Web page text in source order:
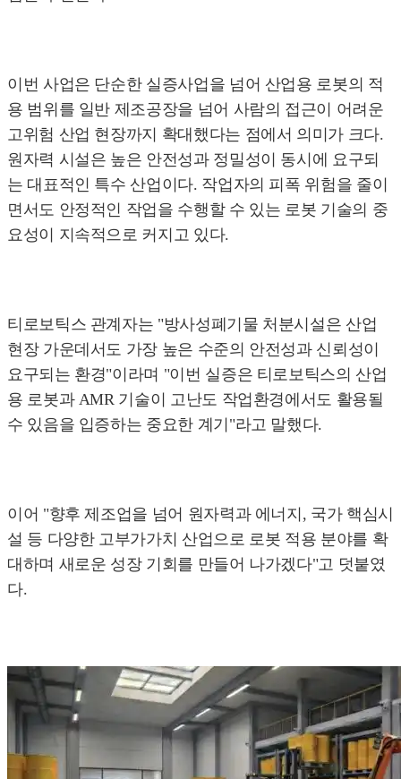
이번 사업은 단순한 실증사업을 넘어 산업용 로봇의 적
용 범위를 일반 제조공장을 넘어 사람의 접근이 어려운
고위험 산업 현장까지 확대했다는 점에서 의미가 크다.
원자력 시설은 높은 안전성과 정밀성이 동시에 요구되
는 대표적인 특수 산업이다. 작업자의 피폭 위험을 줄이
면서도 안정적인 작업을 수행할 수 있는 로봇 기술의 중
요성이 지속적으로 커지고 있다.
티로보틱스 관계자는 "방사성폐기물 처분시설은 산업
현장 가운데서도 가장 높은 수준의 안전성과 신뢰성이
요구되는 환경"이라며 "이번 실증은 티로보틱스의 산업
용 로봇과 AMR 기술이 고난도 작업환경에서도 활용될
수 있음을 입증하는 중요한 계기"라고 말했다.
이어 "향후 제조업을 넘어 원자력과 에너지, 국가 핵심시
설 등 다양한 고부가가치 산업으로 로봇 적용 분야를 확
대하며 새로운 성장 기회를 만들어 나가겠다"고 덧붙였
다.